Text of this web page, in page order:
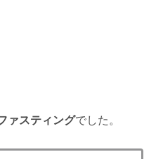
ァスティングでした。